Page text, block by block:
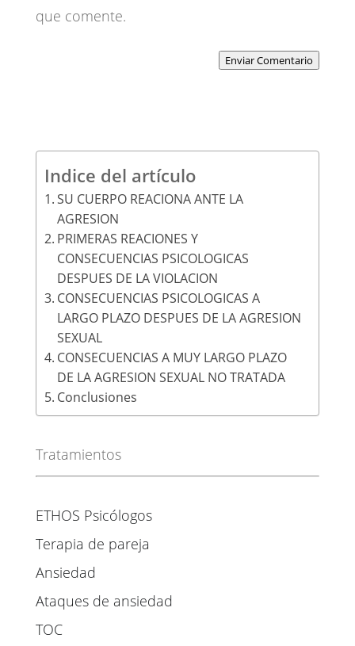
que comente.
Enviar Comentario
Indice del artículo
SU CUERPO REACIONA ANTE LA
AGRESION
PRIMERAS REACIONES Y
CONSECUENCIAS PSICOLOGICAS
DESPUES DE LA VIOLACION
CONSECUENCIAS PSICOLOGICAS A
LARGO PLAZO DESPUES DE LA AGRESION
SEXUAL
CONSECUENCIAS A MUY LARGO PLAZO
DE LA AGRESION SEXUAL NO TRATADA
Conclusiones
Tratamientos
ETHOS Psicólogos
Terapia de pareja
Ansiedad
Ataques de ansiedad
TOC